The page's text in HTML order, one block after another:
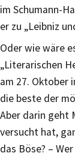
im Schumann-
er zu „Leibniz
Oder wie wäre
„Literarischen
am 27. Oktober
die beste der
Aber darin geht
versucht hat,
das Böse? –